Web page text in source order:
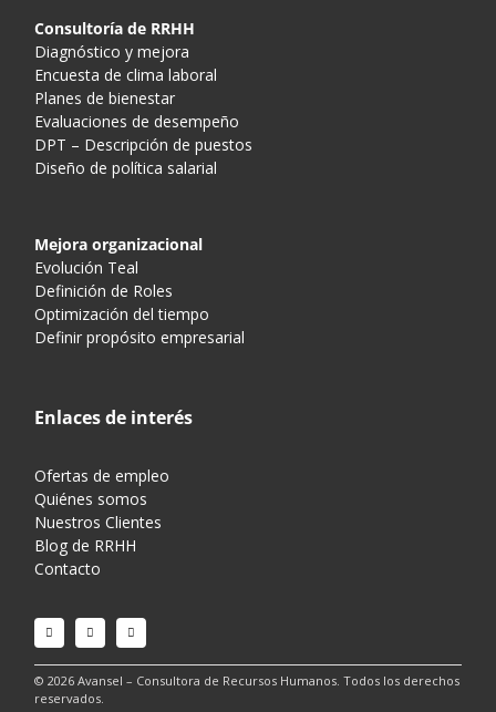
Consultoría de RRHH
Diagnóstico y mejora
Encuesta de clima laboral
Planes de bienestar
Evaluaciones de desempeño
DPT – Descripción de puestos
Diseño de política salarial
Mejora organizacional
Evolución Teal
Definición de Roles
Optimización del tiempo
Definir propósito empresarial
Enlaces de interés
Ofertas de empleo
Quiénes somos
Nuestros Clientes
Blog de RRHH
Contacto
© 2026 Avansel – Consultora de Recursos Humanos. Todos los derechos
reservados.